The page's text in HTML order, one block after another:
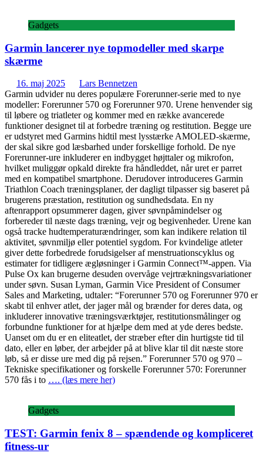
Gadgets
Garmin lancerer nye topmodeller med skarpe
skærme
16. maj 2025
Lars Bennetzen
Garmin udvider nu deres populære Forerunner-serie med to nye
modeller: Forerunner 570 og Forerunner 970. Urene henvender sig
til løbere og triatleter og kommer med en række avancerede
funktioner designet til at forbedre træning og restitution. Begge ure
er udstyret med Garmins hidtil mest lysstærke AMOLED-skærme,
der skal sikre god læsbarhed under forskellige forhold. De nye
Forerunner-ure inkluderer en indbygget højttaler og mikrofon,
hvilket muliggør opkald direkte fra håndleddet, når uret er parret
med en kompatibel smartphone. Derudover introduceres Garmin
Triathlon Coach træningsplaner, der dagligt tilpasser sig baseret på
brugerens præstation, restitution og sundhedsdata. En ny
aftenrapport opsummerer dagen, giver søvnpåmindelser og
forbereder til næste dags træning, vejr og begivenheder. Urene kan
også tracke hudtemperaturændringer, som kan indikere relation til
aktivitet, søvnmiljø eller potentiel sygdom. For kvindelige atleter
giver dette forbedrede forudsigelser af menstruationscyklus og
estimater for tidligere ægløsninger i Garmin Connect™-appen. Via
Pulse Ox kan brugerne desuden overvåge vejrtrækningsvariationer
under søvn. Susan Lyman, Garmin Vice President of Consumer
Sales and Marketing, udtaler: “Forerunner 570 og Forerunner 970 er
skabt til enhver atlet, der jager mål og brænder for deres data, og
inkluderer innovative træningsværktøjer, restitutionsmålinger og
forbundne funktioner for at hjælpe dem med at yde deres bedste.
Uanset om du er en eliteatlet, der stræber efter din hurtigste tid til
dato, eller en løber, der arbejder på at blive klar til dit næste store
løb, så er disse ure med dig på rejsen.” Forerunner 570 og 970 –
Tekniske specifikationer og forskelle Forerunner 570: Forerunner
570 fås i to …. (læs mere her)
Gadgets
TEST: Garmin fenix 8 – spændende og kompliceret
fitness-ur